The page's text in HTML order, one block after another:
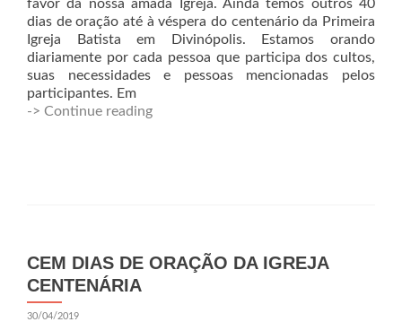
favor da nossa amada Igreja. Ainda temos outros 40
dias de oração até à véspera do centenário da Primeira
Igreja Batista em Divinópolis. Estamos orando
diariamente por cada pessoa que participa dos cultos,
suas necessidades e pessoas mencionadas pelos
participantes. Em
-> Continue reading
CEM DIAS DE ORAÇÃO DA IGREJA
CENTENÁRIA
30/04/2019